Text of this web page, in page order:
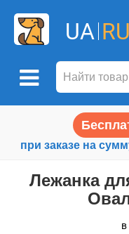
UA RU
при заказе на
Лежанка
в